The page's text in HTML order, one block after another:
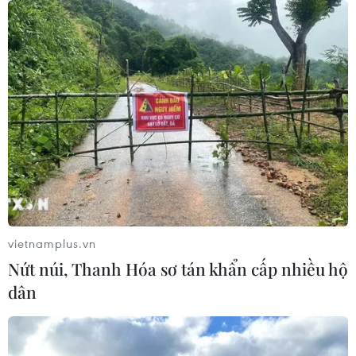
05/08/2026 23:27
Đâm dao ở trung tâm London, một
nữ nghi phạm bị bắt giữ
05/08/2026 15:07
Xem thêm
CƠ QUAN CHỦ QUẢN: THÔNG TẤN XÃ VIỆT NAM
Tổng Biên tập: TRẦN TIẾN DUẨN
vietnamplus.vn
Nứt núi, Thanh Hóa sơ tán khẩn cấp nhiều hộ
dân